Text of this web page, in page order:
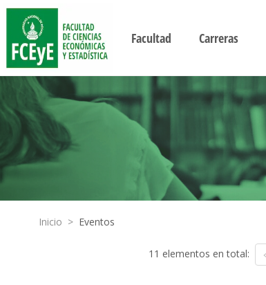
Facultad Carreras
Inicio > Eventos
11 elementos en total: